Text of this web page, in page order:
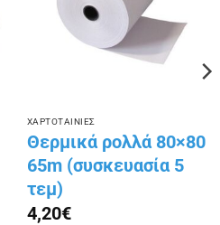
ΧΑΡΤΟΤΑΙΝΙΕΣ
Θερμικά ρολλά 80×80
65m (συσκευασία 5
τεμ)
4,20€